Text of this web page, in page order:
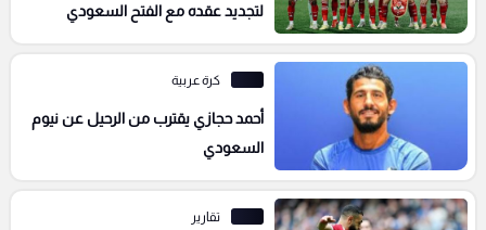
لتجديد عقده مع الفتح السعودي
كرة عربية
أحمد حجازي يقترب من الرحيل عن نيوم
السعودي
تقارير